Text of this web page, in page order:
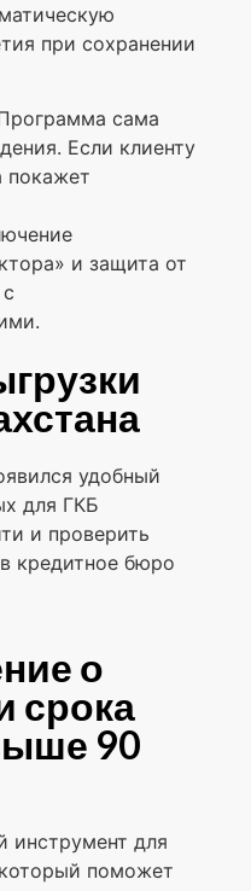
при сохранении
сама
Если клиенту
покажет
и защита от
удобный
для ГКБ
и проверить
кредитное бюро
о
срока
90
инструмент для
поможет